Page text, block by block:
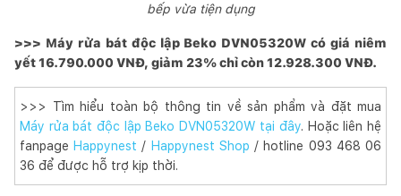
bếp vừa tiện dụng
>>> Máy rửa bát độc lập Beko DVN05320W có giá niêm
yết 16.790.000 VNĐ, giảm 23% chỉ còn 12.928.300 VNĐ.
>>> Tìm hiểu toàn bộ thông tin về sản phẩm và đặt mua
Máy rửa bát độc lập Beko DVN05320W tại đây. Hoặc liên hệ
fanpage Happynest / Happynest Shop / hotline 093 468 06
36 để được hỗ trợ kịp thời.